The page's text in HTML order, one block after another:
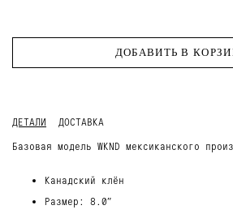
ДОБАВИТЬ В
ДЕТАЛИ
ДОСТАВКА
Базовая модель WKND мексиканского
Канадский клён
Размер: 8.0″